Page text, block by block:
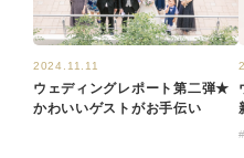
2024.11.11
ウェディングレポート第二弾★
かわいいゲストがお手伝い